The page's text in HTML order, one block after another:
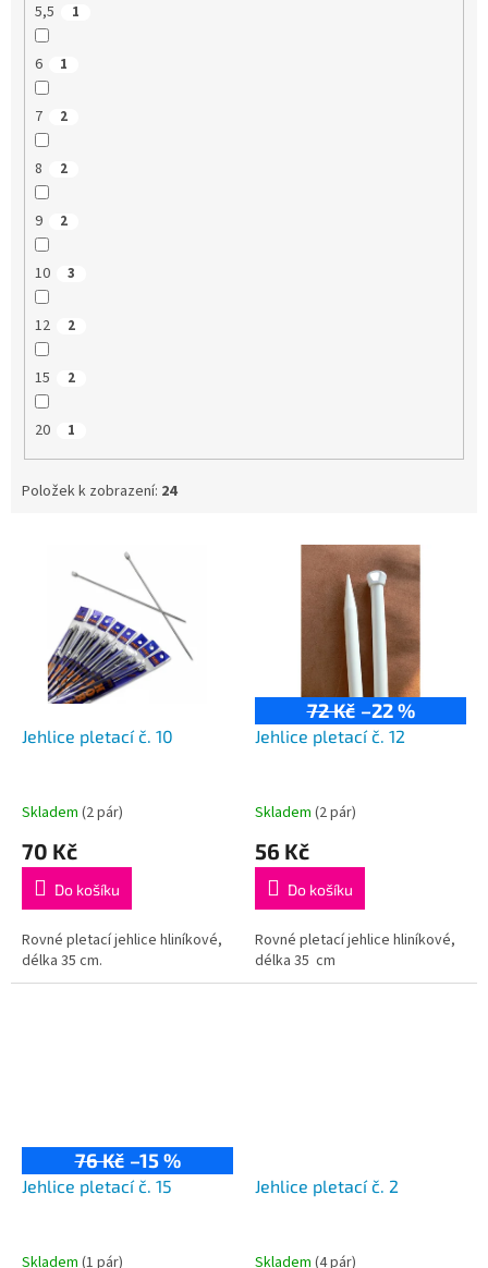
5,5 1
6 1
7 2
8 2
9 2
10 3
12 2
15 2
20 1
Položek k zobrazení: 24
Jehlice pletací č. 10
Skladem (2 pár)
70 Kč
Do košíku
Rovné pletací jehlice hliníkové,
délka 35 cm.
72 Kč –22 %
Jehlice pletací č. 12
Skladem (2 pár)
56 Kč
Do košíku
Rovné pletací jehlice hliníkové,
délka 35 cm
76 Kč –15 %
Jehlice pletací č. 15
Skladem (1 pár)
Jehlice pletací č. 2
Skladem (4 pár)